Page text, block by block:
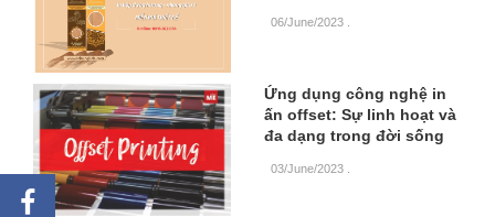
06/June/2023
Ứng dụng công nghệ in
ấn offset: Sự linh hoạt và
đa dạng trong đời sống
03/June/2023 .